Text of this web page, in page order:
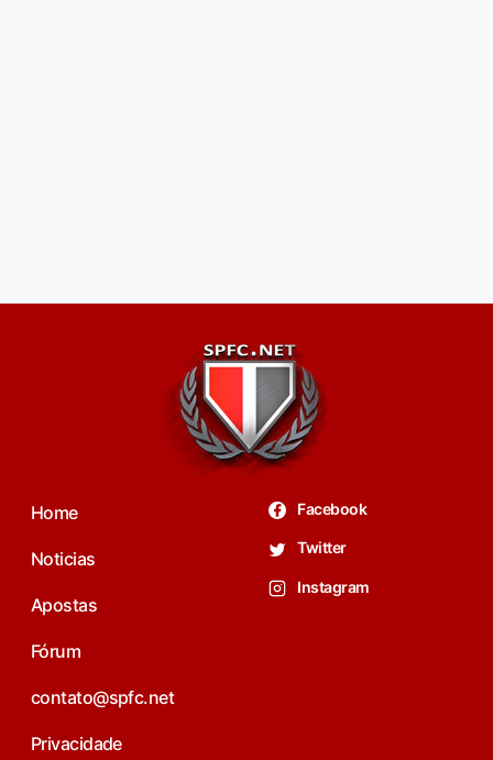
Home
Noticias
Apostas
Fórum
contato@spfc.net
Privacidade
Facebook
Twitter
Instagram